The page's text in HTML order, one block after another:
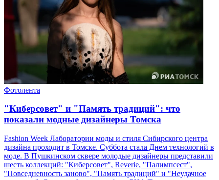
Фотолента
"Киберсовет" и "Память традиций": что
показали модные дизайнеры Томска
Fashion Week Лаборатории моды и стиля Сибирского центра
дизайна проходит в Томске. Суббота стала Днем технологий в
моде. В Пушкинском сквере молодые дизайнеры представили
шесть коллекций: "Киберсовет", Reverie, "Палимпсест",
"Повседневность заново", "Память традиций" и "Неудачное